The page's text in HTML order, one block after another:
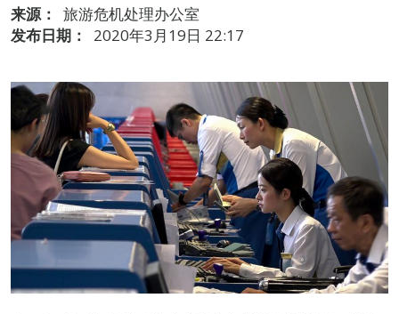
来源：
旅游危机处理办公室
发布日期：
2020年3月19日 22:17